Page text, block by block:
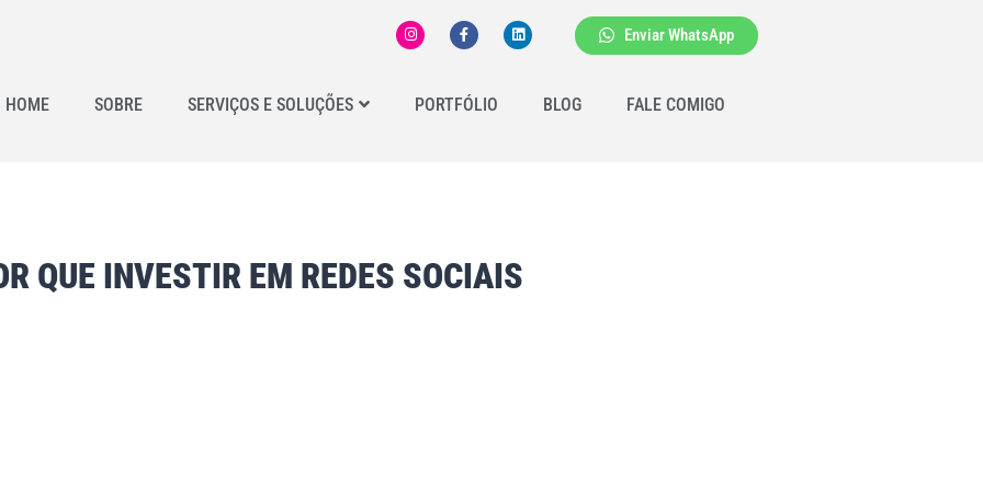
Enviar WhatsApp
HOME SOBRE SERVIÇOS E SOLUÇÕES PORTFÓLIO BLOG FALE COMIGO
QUE INVESTIR EM REDES SOCIAIS